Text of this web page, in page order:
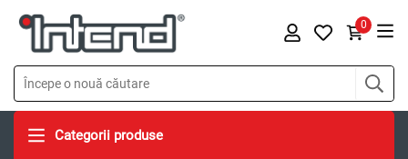
0
Categorii produse